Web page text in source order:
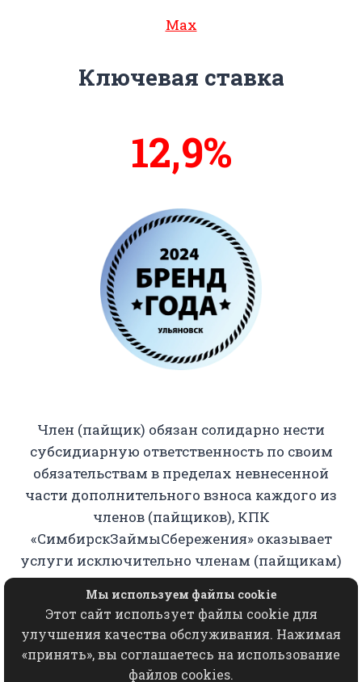
Max
Ключевая ставка
14%13,3%
Член (пайщик) обязан солидарно нести
субсидиарную ответственность по своим
обязательствам в пределах невнесенной
части дополнительного взноса каждого из
членов (пайщиков), КПК
«СимбирскЗаймыСбережения» оказывает
услуги исключительно членам (пайщикам)
кооператива.
Копирование, использование, переработка,
хранение, распространение любых
материалов с данного сайта разрешается
Мы используем файлы cookie
Этот сайт использует файлы cookie для
улучшения качества обслуживания. Нажимая
«принять», вы соглашаетесь на использование
файлов cookies.